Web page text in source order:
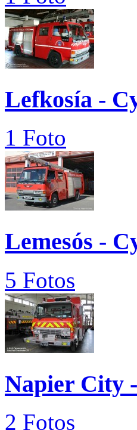
Lefkosía -
1 Foto
Lemesós -
5 Fotos
Napier City
2 Fotos